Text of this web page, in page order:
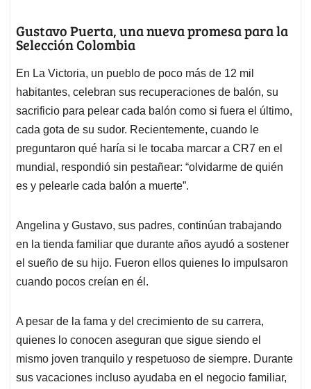
Gustavo Puerta, una nueva promesa para la
Selección Colombia
En La Victoria, un pueblo de poco más de 12 mil
habitantes, celebran sus recuperaciones de balón, su
sacrificio para pelear cada balón como si fuera el último,
cada gota de su sudor. Recientemente, cuando le
preguntaron qué haría si le tocaba marcar a CR7 en el
mundial, respondió sin pestañear: “olvidarme de quién
es y pelearle cada balón a muerte”.
Angelina y Gustavo, sus padres, continúan trabajando
en la tienda familiar que durante años ayudó a sostener
el sueño de su hijo. Fueron ellos quienes lo impulsaron
cuando pocos creían en él.
A pesar de la fama y del crecimiento de su carrera,
quienes lo conocen aseguran que sigue siendo el
mismo joven tranquilo y respetuoso de siempre. Durante
sus vacaciones incluso ayudaba en el negocio familiar,